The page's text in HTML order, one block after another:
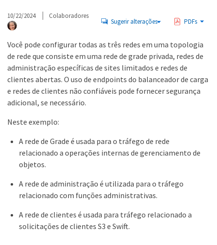
10/22/2024 Colaboradores
Sugerir alterações PDFs
Você pode configurar todas as três redes em uma topologia
de rede que consiste em uma rede de grade privada, redes de
administração específicas de sites limitados e redes de
clientes abertas. O uso de endpoints do balanceador de carga
e redes de clientes não confiáveis pode fornecer segurança
adicional, se necessário.
Neste exemplo:
A rede de Grade é usada para o tráfego de rede
relacionado a operações internas de gerenciamento de
objetos.
A rede de administração é utilizada para o tráfego
relacionado com funções administrativas.
A rede de clientes é usada para tráfego relacionado a
solicitações de clientes S3 e Swift.